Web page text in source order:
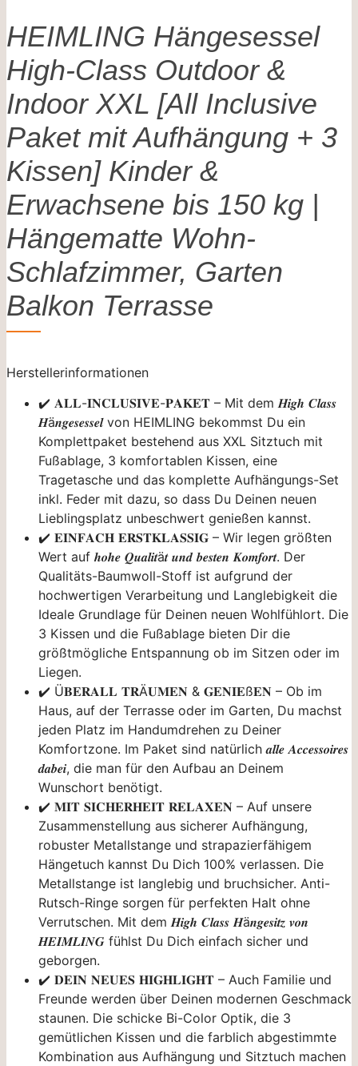
HEIMLING Hängesessel
High-Class Outdoor &
Indoor XXL [All Inclusive
Paket mit Aufhängung + 3
Kissen] Kinder &
Erwachsene bis 150 kg |
Hängematte Wohn-
Schlafzimmer, Garten
Balkon Terrasse
Herstellerinformationen
✔️ 𝐀𝐋𝐋-𝐈𝐍𝐂𝐋𝐔𝐒𝐈𝐕𝐄-𝐏𝐀𝐊𝐄𝐓 – Mit dem 𝑯𝒊𝒈𝒉 𝑪𝒍𝒂𝒔𝒔
𝑯ä𝒏𝒈𝒆𝒔𝒆𝒔𝒔𝒆𝒍 von HEIMLING bekommst Du ein
Komplettpaket bestehend aus XXL Sitztuch mit
Fußablage, 3 komfortablen Kissen, eine
Tragetasche und das komplette Aufhängungs-Set
inkl. Feder mit dazu, so dass Du Deinen neuen
Lieblingsplatz unbeschwert genießen kannst.
✔️ 𝐄𝐈𝐍𝐅𝐀𝐂𝐇 𝐄𝐑𝐒𝐓𝐊𝐋𝐀𝐒𝐒𝐈𝐆 – Wir legen größten
Wert auf 𝒉𝒐𝒉𝒆 𝑸𝒖𝒂𝒍𝒊𝒕ä𝒕 𝒖𝒏𝒅 𝒃𝒆𝒔𝒕𝒆𝒏 𝑲𝒐𝒎𝒇𝒐𝒓𝒕. Der
Qualitäts-Baumwoll-Stoff ist aufgrund der
hochwertigen Verarbeitung und Langlebigkeit die
Ideale Grundlage für Deinen neuen Wohlfühlort. Die
3 Kissen und die Fußablage bieten Dir die
größtmögliche Entspannung ob im Sitzen oder im
Liegen.
✔️ Ü𝐁𝐄𝐑𝐀𝐋𝐋 𝐓𝐑Ä𝐔𝐌𝐄𝐍 & 𝐆𝐄𝐍𝐈𝐄ß𝐄𝐍 – Ob im
Haus, auf der Terrasse oder im Garten, Du machst
jeden Platz im Handumdrehen zu Deiner
Komfortzone. Im Paket sind natürlich 𝒂𝒍𝒍𝒆 𝑨𝒄𝒄𝒆𝒔𝒔𝒐𝒊𝒓𝒆𝒔
𝒅𝒂𝒃𝒆𝒊, die man für den Aufbau an Deinem
Wunschort benötigt.
✔️ 𝐌𝐈𝐓 𝐒𝐈𝐂𝐇𝐄𝐑𝐇𝐄𝐈𝐓 𝐑𝐄𝐋𝐀𝐗𝐄𝐍 – Auf unsere
Zusammenstellung aus sicherer Aufhängung,
robuster Metallstange und strapazierfähigem
Hängetuch kannst Du Dich 100% verlassen. Die
Metallstange ist langlebig und bruchsicher. Anti-
Rutsch-Ringe sorgen für perfekten Halt ohne
Verrutschen. Mit dem 𝑯𝒊𝒈𝒉 𝑪𝒍𝒂𝒔𝒔 𝑯ä𝒏𝒈𝒆𝒔𝒊𝒕𝒛 𝒗𝒐𝒏
𝑯𝑬𝑰𝑴𝑳𝑰𝑵𝑮 fühlst Du Dich einfach sicher und
geborgen.
✔️ 𝐃𝐄𝐈𝐍 𝐍𝐄𝐔𝐄𝐒 𝐇𝐈𝐆𝐇𝐋𝐈𝐆𝐇𝐓 – Auch Familie und
Freunde werden über Deinen modernen Geschmack
staunen. Die schicke Bi-Color Optik, die 3
gemütlichen Kissen und die farblich abgestimmte
Kombination aus Aufhängung und Sitztuch machen